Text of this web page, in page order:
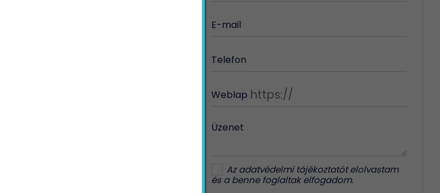
és az egészségügyi gyakorlat
weboldal és
szolgáltatásait és
Egyéni vagy kisebb
egy kicsit több erőfeszítésre lehet
életrajzi vagy rólunk szóló
kapcsolatba lépjenek
E-mail
Telefon
Weblap
Üzenet
Azadatvédelmi tájékoztatótelolvastam
és a benne foglaltak elfogadom.